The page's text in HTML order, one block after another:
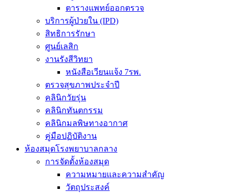
ตารางแพทย์ออกตรวจ
บริการผู้ป่วยใน (IPD)
สิทธิการรักษา
ศูนย์เลสิก
งานรังสีวิทยา
หนังสือเวียนแจ้ง 7รพ.
ตรวจสุขภาพประจำปี
คลินิกวัยรุ่น
คลินิกทันตกรรม
คลินิกมลพิษทางอากาศ
คู่มือปฏิบัติงาน
ห้องสมุดโรงพยาบาลกลาง
การจัดตั้งห้องสมุด
ความหมายและความสำคัญ
วัตถุประสงค์